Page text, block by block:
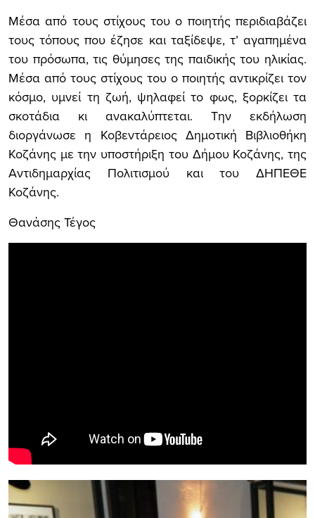
Μέσα από τους στίχους του ο ποιητής περιδιαβάζει
τους τόπους που έζησε και ταξίδεψε, τ’ αγαπημένα
του πρόσωπα, τις θύμησες της παιδικής του ηλικίας.
Μέσα από τους στίχους του ο ποιητής αντικρίζει τον
κόσμο, υμνεί τη ζωή, ψηλαφεί το φως, ξορκίζει τα
σκοτάδια κι ανακαλύπτεται. Την εκδήλωση
διοργάνωσε η Κοβεντάρειος Δημοτική Βιβλιοθήκη
Κοζάνης με την υποστήριξη του Δήμου Κοζάνης, της
Αντιδημαρχίας Πολιτισμού και του ΔΗΠΕΘΕ
Κοζάνης.
Θανάσης Τέγος